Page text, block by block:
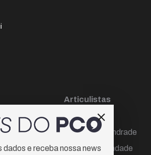
Articulistas
Décio Freire
Dr Marcos Andrade
Hamilton Trindade
dados e receba nossa news